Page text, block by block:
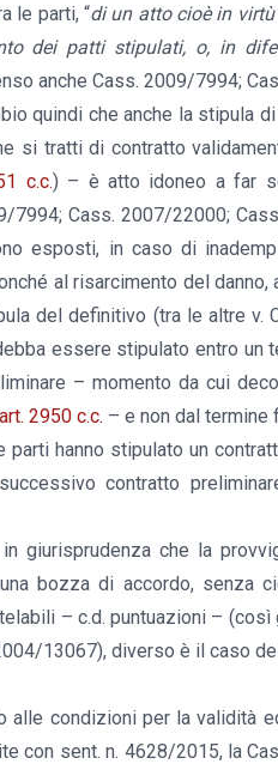
le parti, “di un atto cioè in
dei patti stipulati, o, in
anche Cass. 2009/7994;
quindi che anche la stipula di
si tratti di contratto
c.c.) – è atto idoneo a far
7994; Cass. 2007/22000;
esposti, in caso di
al risarcimento del
del definitivo (tra le altre v.
essere stipulato entro un
– momento da cui
art. 2950 c.c. – e non dal termine
parti hanno stipulato un
contratto
giurisprudenza che la
bozza di accordo, senza
– c.d. puntuazioni –
13067), diverso è il caso
alle condizioni per la validità
con sent. n. 4628/2015, la